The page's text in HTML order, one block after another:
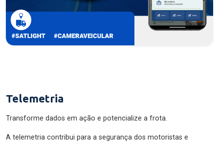
Telemetria
Transforme dados em ação e potencialize a frota.
A telemetria contribui para a segurança dos motoristas e